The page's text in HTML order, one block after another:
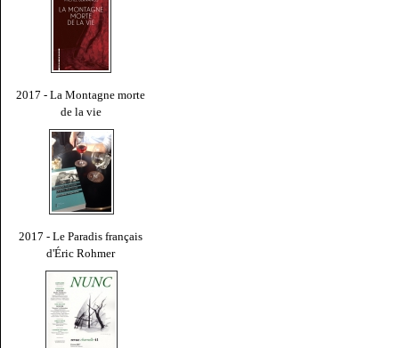
2017 - La Montagne morte
de la vie
2017 - Le Paradis français
d'Éric Rohmer